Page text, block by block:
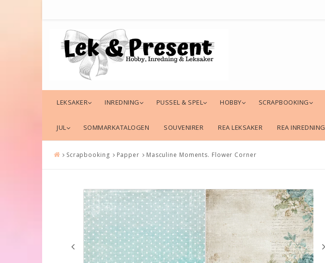
LEKSAKER INREDNING PUSSEL & SPEL HOBBY SCRAPBOOKING
JUL SOMMARKATALOGEN SOUVENIRER REA LEKSAKER REA INREDNING
Scrapbooking Papper Masculine Moments. Flower Corner